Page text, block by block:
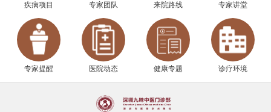
疾病项目 专家团队 来院路线 专家讲堂
专家提醒 医院动态 健康专题 诊疗环境